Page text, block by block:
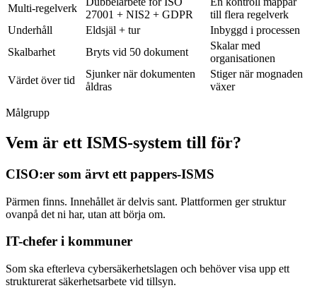
Multi-regelverk
27001 + NIS2 + GDPR
till flera regelverk
Underhåll
Eldsjäl + tur
Inbyggd i processen
Skalbarhet
Bryts vid 50 dokument
Skalar med
organisationen
Värdet över tid
Sjunker när dokumenten
åldras
Stiger när mognaden
växer
Målgrupp
Vem är ett ISMS-system till för?
CISO:er som ärvt ett pappers-ISMS
Pärmen finns. Innehållet är delvis sant. Plattformen ger struktur
ovanpå det ni har, utan att börja om.
IT-chefer i kommuner
Som ska efterleva cybersäkerhetslagen och behöver visa upp ett
strukturerat säkerhetsarbete vid tillsyn.